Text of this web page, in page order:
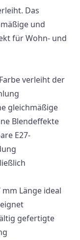
Das
und
für Wohn- und
verleiht der
gleichmäßige
Blendeffekte
E27-
mm Länge ideal
gefertigte